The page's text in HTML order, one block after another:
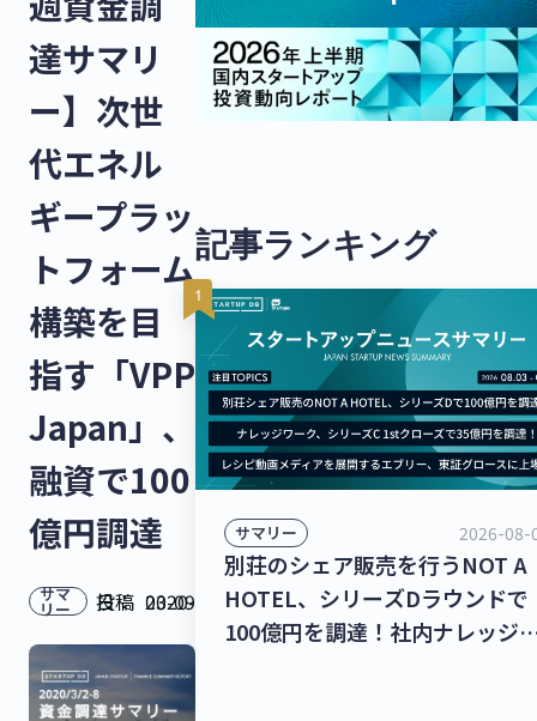
達サマリ
ー】次世
代エネル
ギープラッ
トフォーム
構築を目
指す「VPP
Japan」、
融資で100
億円調達
サマ
リー 投稿日： 2020-03-09
記事ランキング
サマリー 2026-08-
別荘のシェア販売を行うNOT A
HOTEL、シリーズDラウンドで
100億円を調達！社内ナレッジ